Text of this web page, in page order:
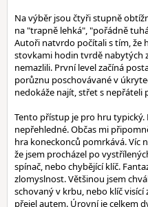
Na výběr jsou čtyři stupně
na "trapně lehká", "pořádně
Autoři natvrdo počítali s tím, že
stovkami hodin tvrdě nabytých
nemazlili. První level začíná
porůznu poschovávané v
nedokáže najít, střet s nepřáteli
Tento přístup je pro hru
nepřehledné. Občas mi
hra koneckonců pomrkává. Víc
že jsem procházel po
spínač, nebo chybějící klíč.
zlomyslnost. Většinou jsem
schovaný v krbu, nebo klíč
přejel autem. Úrovní je celkem